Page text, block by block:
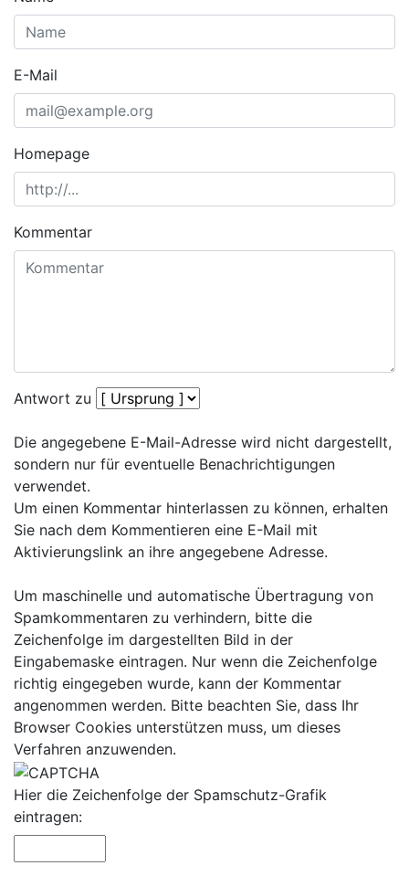
E-Mail
Homepage
Kommentar
Antwort zu
Die angegebene E-Mail-Adresse wird nicht dargestellt,
sondern nur für eventuelle Benachrichtigungen
verwendet.
Um einen Kommentar hinterlassen zu können, erhalten
Sie nach dem Kommentieren eine E-Mail mit
Aktivierungslink an ihre angegebene Adresse.
Um maschinelle und automatische Übertragung von
Spamkommentaren zu verhindern, bitte die
Zeichenfolge im dargestellten Bild in der
Eingabemaske eintragen. Nur wenn die Zeichenfolge
richtig eingegeben wurde, kann der Kommentar
angenommen werden. Bitte beachten Sie, dass Ihr
Browser Cookies unterstützen muss, um dieses
Verfahren anzuwenden.
Hier die Zeichenfolge der Spamschutz-Grafik
eintragen: